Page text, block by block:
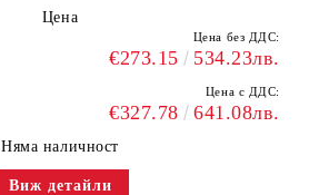
Цена
Цена без ДДС:
€273.15 534.23лв.
Цена с ДДС:
€327.78 641.08лв.
Няма наличност
Виж детайли